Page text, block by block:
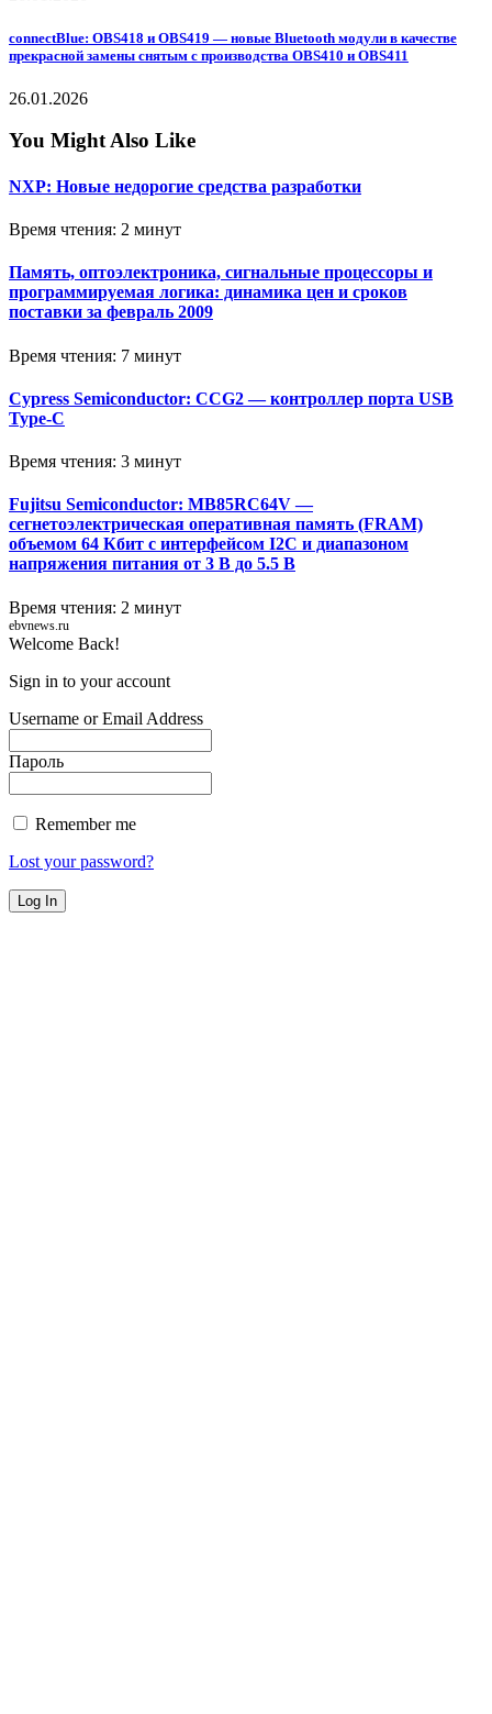
connectBlue: OBS418 и OBS419 — новые Bluetooth модули в качестве
прекрасной замены снятым с производства OBS410 и OBS411
26.01.2026
You Might Also Like
NXP: Новые недорогие средства разработки
Время чтения: 2 минут
Память, оптоэлектроника, сигнальные процессоры и
программируемая логика: динамика цен и сроков
поставки за февраль 2009
Время чтения: 7 минут
Cypress Semiconductor: CCG2 — контроллер порта USB
Type-C
Время чтения: 3 минут
Fujitsu Semiconductor: MB85RC64V —
сегнетоэлектрическая оперативная память (FRAM)
объемом 64 Кбит с интерфейсом I2C и диапазоном
напряжения питания от 3 В до 5.5 В
Время чтения: 2 минут
ebvnews.ru
Welcome Back!
Sign in to your account
Username or Email Address
Пароль
Remember me
Lost your password?